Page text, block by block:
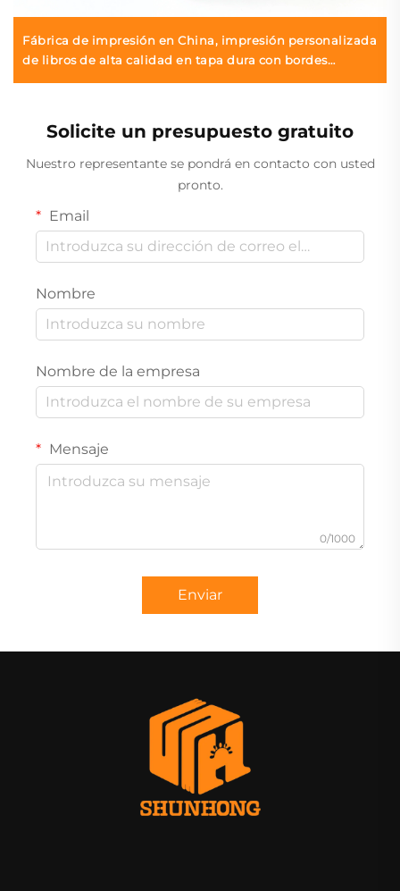
Fábrica de impresión en China, impresión personalizada
de libros de alta calidad en tapa dura con bordes
Solicite un presupuesto gratuito
Nuestro representante se pondrá en contacto con usted
pronto.
Email
Nombre
Nombre de la empresa
Mensaje
0/1000
Enviar